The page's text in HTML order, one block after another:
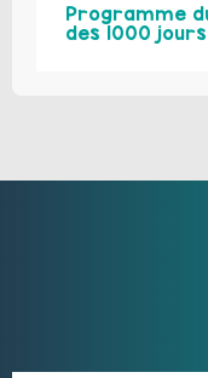
Programme
des 1000